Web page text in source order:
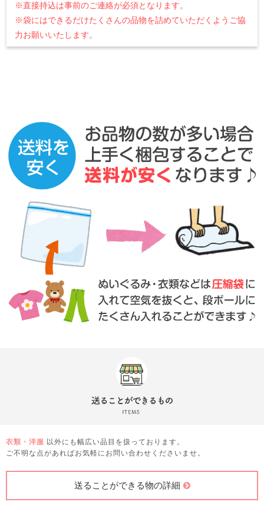
※直接持込は事前のご連絡が必須となります。
※袋にはできるだけたくさんの品物を詰めていただくようご協
力お願いいたします。
衣類・洋服 以外にも幅広い品目を扱っております。
ご不明な点があればお気軽にお問い合わせくださいませ。
送ることができる物の詳細